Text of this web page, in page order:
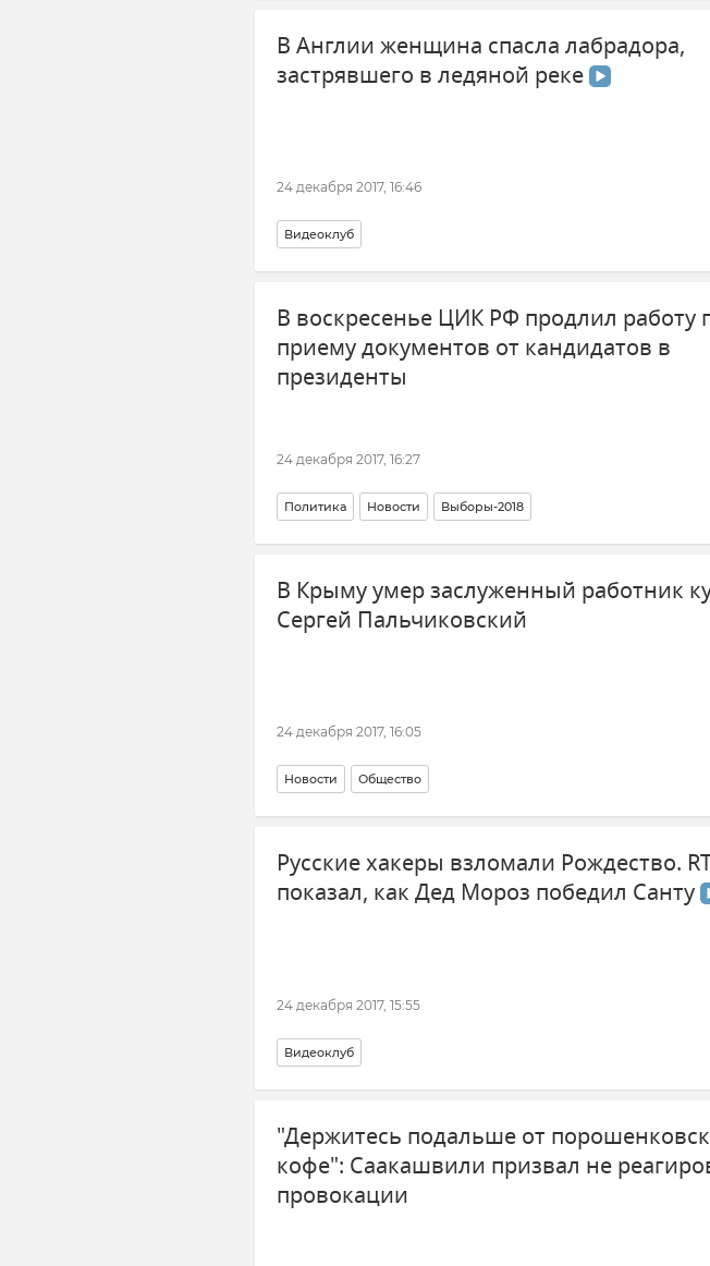
В Англии женщина спасла лабрадора,
застрявшего в ледяной реке
24 декабря 2017, 16:46
Видеоклуб
В воскресенье ЦИК РФ продлил работу
приему документов от кандидатов в
президенты
24 декабря 2017, 16:27
Политика Новости Выборы-2018
В Крыму умер заслуженный работник
Сергей Пальчиковский
24 декабря 2017, 16:05
Новости Общество
Русские хакеры взломали Рождество.
показал, как Дед Мороз победил Санту
24 декабря 2017, 15:55
Видеоклуб
"Держитесь подальше от
кофе": Саакашвили призвал не
провокации